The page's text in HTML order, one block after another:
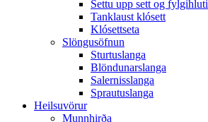
Settu upp sett og fylgihluti
Tanklaust klósett
Klósettseta
Slöngusöfnun
Sturtuslanga
Blöndunarslanga
Salernisslanga
Sprautuslanga
Heilsuvörur
Munnhirða